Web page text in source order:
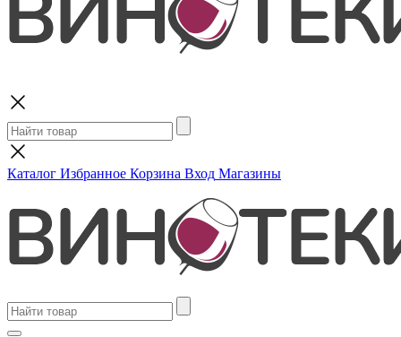
Каталог Избранное Корзина Вход Магазины